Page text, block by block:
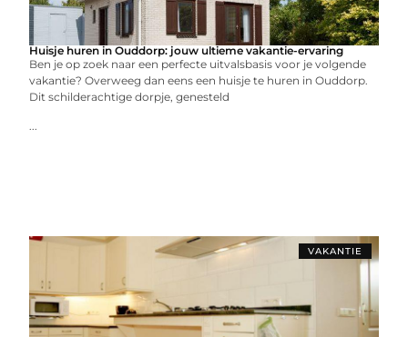
Huisje huren in Ouddorp: jouw ultieme vakantie-ervaring
Ben je op zoek naar een perfecte uitvalsbasis voor je volgende
vakantie? Overweeg dan eens een huisje te huren in Ouddorp.
Dit schilderachtige dorpje, genesteld
...
VAKANTIE